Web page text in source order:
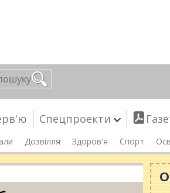
Спецпроекти
Дозвілля Здоров'я Спорт